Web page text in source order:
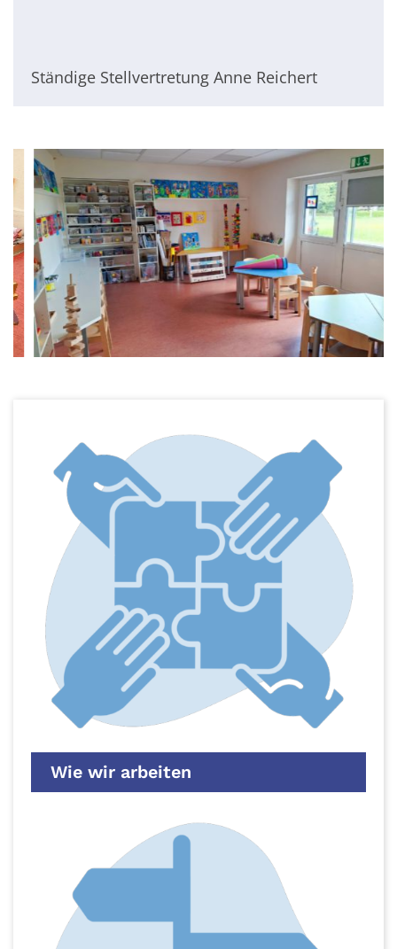
Ständige Stellvertretung Anne Reichert
Wie wir arbeiten